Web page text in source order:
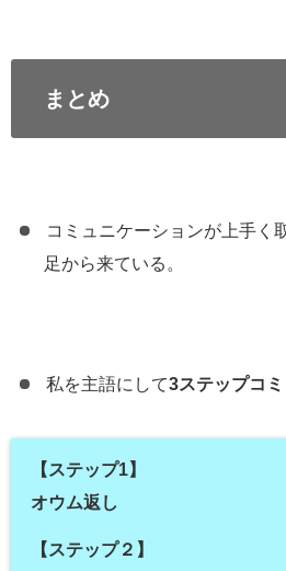
まとめ
コミュニケーションが上手く
足から来ている。
私を主語にして3ステップコ
【ステップ1】
オウム返し
【ステップ２】